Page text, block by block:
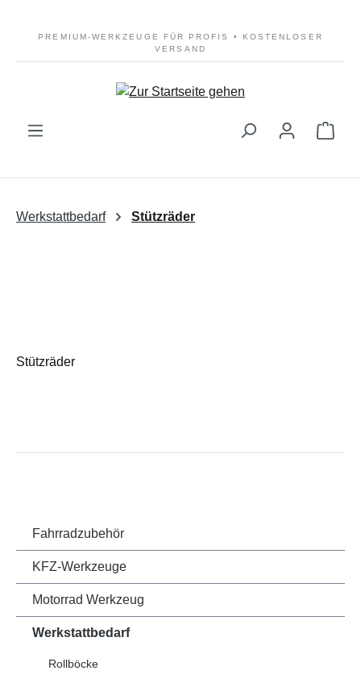
PREMIUM-WERKZEUGE FÜR PROFIS • KOSTENLOSER
VERSAND
Werkstattbedarf Stützräder
Stützräder
Fahrradzubehör
KFZ-Werkzeuge
Motorrad Werkzeug
Werkstattbedarf
Rollböcke